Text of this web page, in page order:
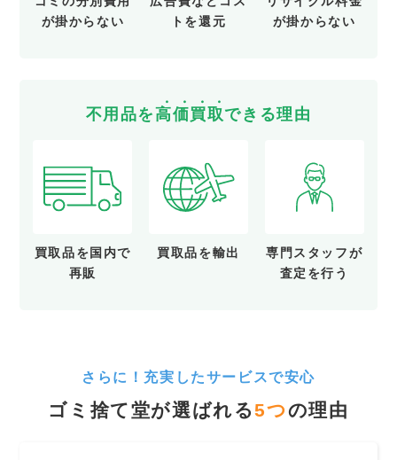
が掛からない
トを還元
が掛からない
不用品を高価買取できる理由
買取品を国内で
再販
買取品を輸出
専門スタッフが
査定を行う
さらに！充実したサービスで安心
ゴミ捨て堂が選ばれる5つの理由